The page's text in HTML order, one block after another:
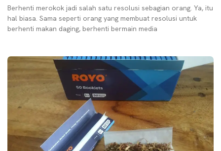
Berhenti merokok jadi salah satu resolusi sebagian orang. Ya, itu
hal biasa. Sama seperti orang yang membuat resolusi untuk
berhenti makan daging, berhenti bermain media